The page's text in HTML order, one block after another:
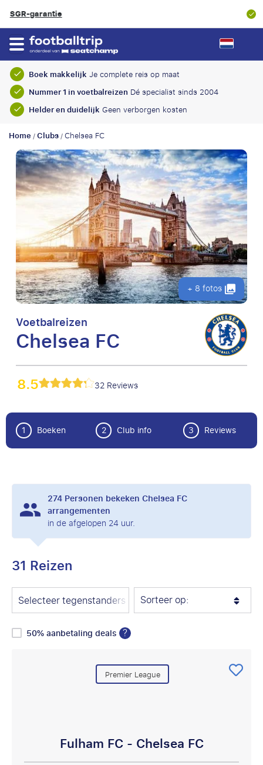
Klantbeoordeling
Boek makkelijk Je complete reis op maat
Nummer 1 in voetbalreizen Dé specialist sinds 2004
Helder en duidelijk Geen verborgen kosten
Home/Clubs/Chelsea FC
+ 8 fotos
Voetbalreizen
Chelsea FC
8.5 32 Reviews
1 Boeken 2 Club info 3 Reviews
274Personen bekeken Chelsea FC
arrangementen
in de afgelopen 24 uur.
31 Reizen
Selecteer tegenstanders Sorteer op:
50% aanbetaling deals ?
Premier League
Fulham FC - Chelsea FC